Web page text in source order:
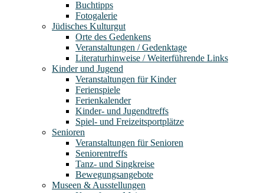
Buchtipps
Fotogalerie
Jüdisches Kulturgut
Orte des Gedenkens
Veranstaltungen / Gedenktage
Literaturhinweise / Weiterführende Links
Kinder und Jugend
Veranstaltungen für Kinder
Ferienspiele
Ferienkalender
Kinder- und Jugendtreffs
Spiel- und Freizeitsportplätze
Senioren
Veranstaltungen für Senioren
Seniorentreffs
Tanz- und Singkreise
Bewegungsangebote
Museen & Ausstellungen